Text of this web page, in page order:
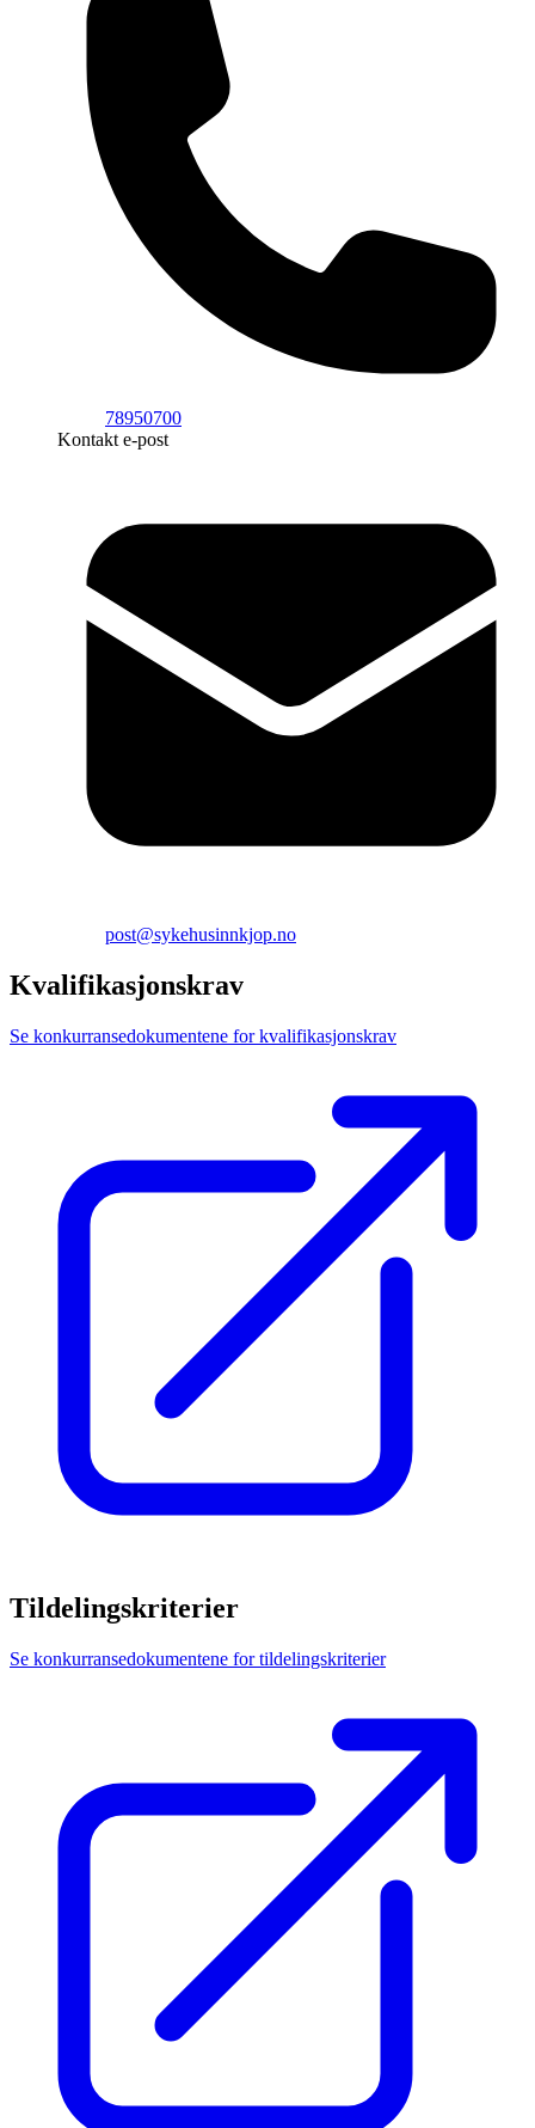
78950700
Kontakt e-post
post@sykehusinnkjop.no
Kvalifikasjonskrav
Se konkurransedokumentene for kvalifikasjonskrav
Tildelingskriterier
Se konkurransedokumentene for tildelingskriterier